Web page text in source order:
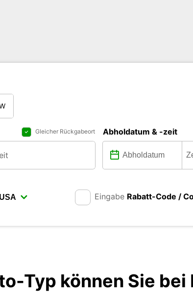
Gleicher Rückgabeort Abholdatum & -zeit
Eingabe Rabatt-Code /
Typ können Sie bei